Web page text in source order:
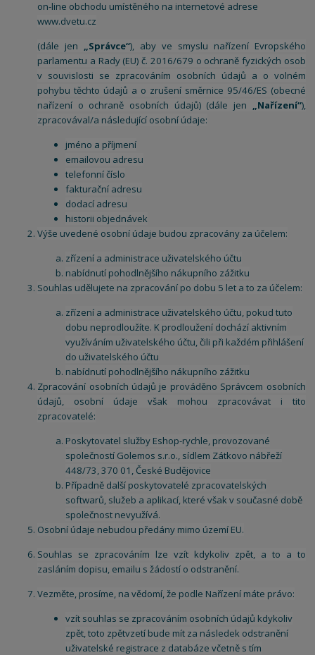
on-line obchodu umístěného na internetové adrese
www.dvetu.cz
(dále jen
„Správce“), aby ve smyslu nařízení Evropského
parlamentu a Rady (EU) č. 2016/679 o ochraně fyzických osob
v souvislosti se zpracováním osobních údajů a o volném
pohybu těchto údajů a o zrušení směrnice 95/46/ES (obecné
nařízení o ochraně osobních údajů) (dále jen
„Nařízení“),
zpracovával/a následující osobní údaje:
jméno a příjmení
emailovou adresu
telefonní číslo
fakturační adresu
dodací adresu
historii objednávek
Výše uvedené osobní údaje budou zpracovány za účelem:
zřízení a administrace uživatelského účtu
nabídnutí pohodlnějšího nákupního zážitku
Souhlas udělujete na zpracování po dobu 5 let a to za účelem:
zřízení a administrace uživatelského účtu, pokud tuto
dobu neprodloužíte. K prodloužení dochází aktivním
využíváním uživatelského účtu, čili při každém přihlášení
do uživatelského účtu
nabídnutí pohodlnějšího nákupního zážitku
Zpracování osobních údajů je prováděno Správcem osobních
údajů, osobní údaje však mohou zpracovávat i tito
zpracovatelé:
Poskytovatel služby Eshop-rychle, provozované
společností Golemos s.r.o., sídlem Zátkovo nábřeží
448/73, 370 01, České Budějovice
Případně další poskytovatelé zpracovatelských
softwarů, služeb a aplikací, které však v současné době
společnost nevyužívá.
Osobní údaje nebudou předány mimo území EU.
Souhlas se zpracováním lze vzít kdykoliv zpět, a to a to
zasláním dopisu, emailu s žádostí o odstranění.
Vezměte, prosíme, na vědomí, že podle Nařízení máte právo:
vzít souhlas se zpracováním osobních údajů kdykoliv
zpět, toto zpětvzetí bude mít za následek odstranění
uživatelské registrace z databáze včetně s tím